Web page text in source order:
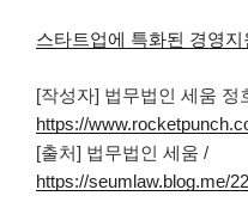
스타트업에 특화된 경영지
[작성자] 법무법인 세움 정
https://
[출처] 법무법인 세움 /
https://seumlaw.blog.me/